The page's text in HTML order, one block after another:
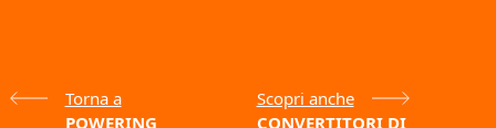
Torna a
POWERING
Scopri anche
CONVERTITORI DI